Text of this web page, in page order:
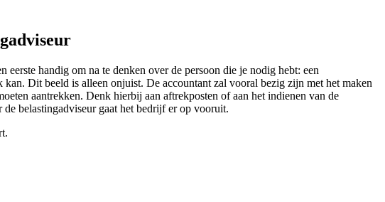
handig om na te denken over de persoon die je nodig hebt: een
Dit beeld is alleen onjuist. De accountant zal vooral bezig zijn met het maken
aantrekken. Denk hierbij aan aftrekposten of aan het indienen van de
belastingadviseur gaat het bedrijf er op vooruit.